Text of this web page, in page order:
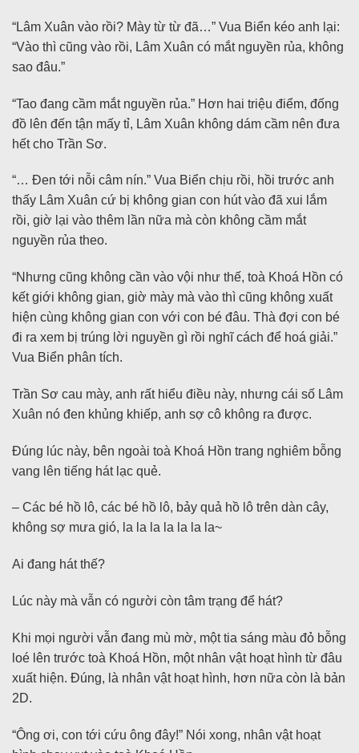
“Lâm Xuân vào rồi? Mày từ từ đã…” Vua Biển kéo anh lại:
“Vào thì cũng vào rồi, Lâm Xuân có mắt nguyền rủa, không
sao đâu.”
“Tao đang cầm mắt nguyền rủa.” Hơn hai triệu điểm, đống
đồ lên đến tận mấy tỉ, Lâm Xuân không dám cầm nên đưa
hết cho Trần Sơ.
“… Đen tới nỗi câm nín.” Vua Biển chịu rồi, hồi trước anh
thấy Lâm Xuân cứ bị không gian con hút vào đã xui lắm
rồi, giờ lại vào thêm lần nữa mà còn không cầm mắt
nguyền rủa theo.
“Nhưng cũng không cần vào vội như thế, toà Khoá Hồn có
kết giới không gian, giờ mày mà vào thì cũng không xuất
hiện cùng không gian con với con bé đâu. Thà đợi con bé
đi ra xem bị trúng lời nguyền gì rồi nghĩ cách để hoá giải.”
Vua Biển phân tích.
Trần Sơ cau mày, anh rất hiểu điều này, nhưng cái số Lâm
Xuân nó đen khủng khiếp, anh sợ cô không ra được.
Đúng lúc này, bên ngoài toà Khoá Hồn trang nghiêm bỗng
vang lên tiếng hát lạc quẻ.
– Các bé hồ lô, các bé hồ lô, bảy quả hồ lô trên dàn cây,
không sợ mưa gió, la la la la la la la~
Ai đang hát thế?
Lúc này mà vẫn có người còn tâm trạng để hát?
Khi mọi người vẫn đang mù mờ, một tia sáng màu đỏ bỗng
loé lên trước toà Khoá Hồn, một nhân vật hoạt hình từ đâu
xuất hiện. Đúng, là nhân vật hoạt hình, hơn nữa còn là bản
2D.
“Ông ơi, con tới cứu ông đây!” Nói xong, nhân vật hoạt